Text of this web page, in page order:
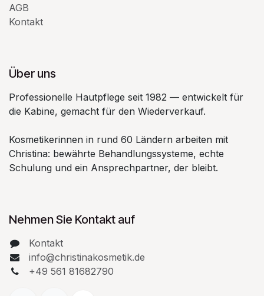
AGB
Kontakt
Über uns
Professionelle Hautpflege seit 1982 — entwickelt für
die Kabine, gemacht für den Wiederverkauf.
Kosmetikerinnen in rund 60 Ländern arbeiten mit
Christina: bewährte Behandlungssysteme, echte
Schulung und ein Ansprechpartner, der bleibt.
Nehmen Sie Kontakt auf
Kontakt
info@christinakosmetik.de
+49 561 81682790